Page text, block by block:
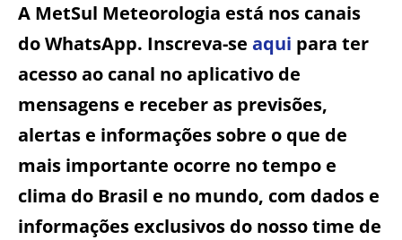
A MetSul Meteorologia está nos canais
do WhatsApp. Inscreva-se aqui para ter
acesso ao canal no aplicativo de
mensagens e receber as previsões,
alertas e informações sobre o que de
mais importante ocorre no tempo e
clima do Brasil e no mundo, com dados e
informações exclusivos do nosso time de